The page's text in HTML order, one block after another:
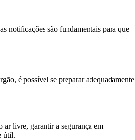
notificações são fundamentais para que
é possível se preparar adequadamente
ar livre, garantir a segurança em
útil.